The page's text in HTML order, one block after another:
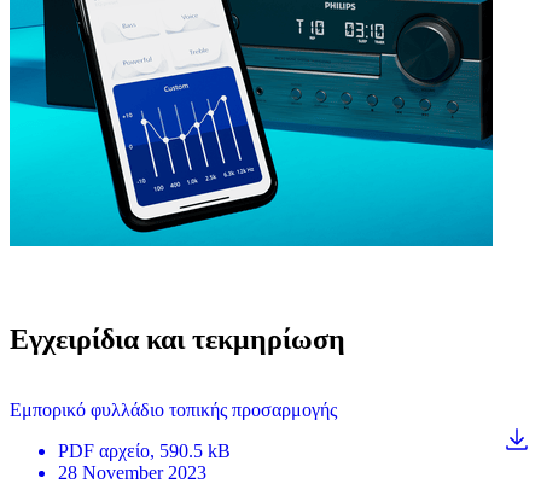
Εγχειρίδια και τεκμηρίωση
Εμπορικό φυλλάδιο τοπικής προσαρμογής
PDF αρχείο, 590.5 kB
28 November 2023